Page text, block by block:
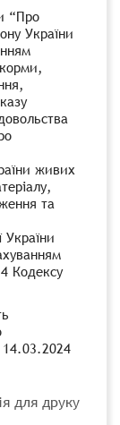
“Про
України
живих
та
України
Кодексу
14.03.2024
для друку